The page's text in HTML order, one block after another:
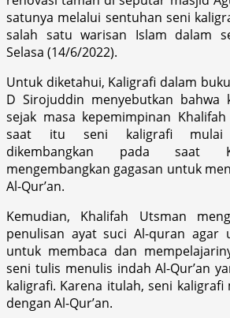
satunya melalui sentuhan seni
salah satu warisan Islam dalam
Selasa (14/6/2022).
Untuk diketahui, Kaligrafi dalam
D Sirojuddin menyebutkan bahwa
sejak masa kepemimpinan
saat itu seni kaligrafi mulai
dikembangkan pada saat
mengembangkan gagasan untuk
Al-Qur’an.
Kemudian, Khalifah Utsman
penulisan ayat suci Al-quran agar
untuk membaca dan
seni tulis menulis indah Al-Qur’an
kaligrafi. Karena itulah, seni
dengan Al-Qur’an.